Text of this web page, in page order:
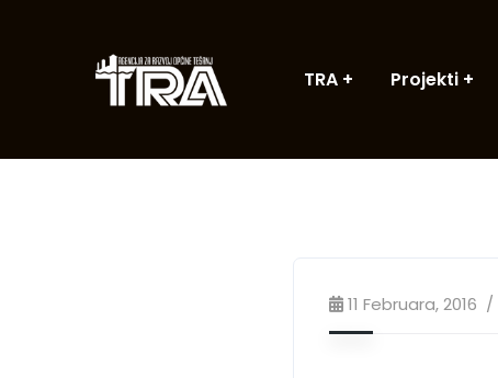
TRA Projekti
11 Februara, 2016